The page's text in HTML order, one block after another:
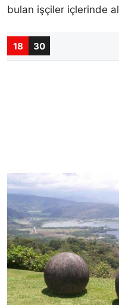
bulan işçiler içlerinde
18 30